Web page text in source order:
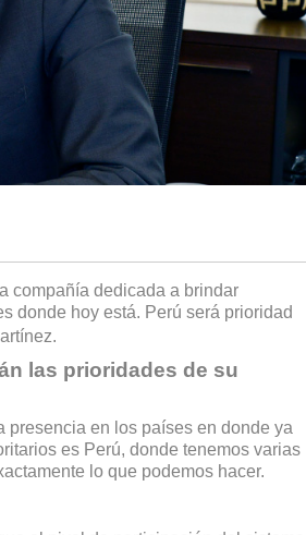
compañía dedicada a brindar
donde hoy está. Perú será prioridad
las prioridades de su
presencia en los países en donde ya
es Perú, donde tenemos varias
lo que podemos hacer.